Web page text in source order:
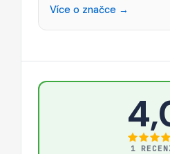
Více o značce →
1